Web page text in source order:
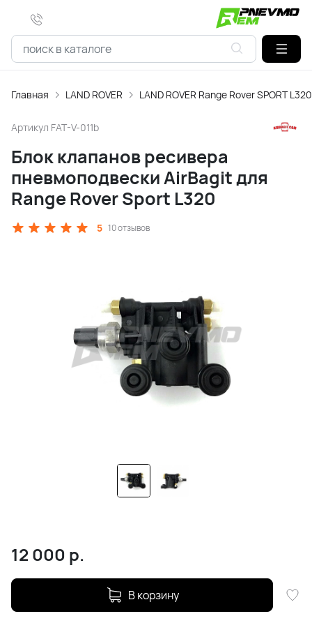
Главная LAND ROVER LAND ROVER Range Rover SPORT
Артикул FAT-V-011b
Блок клапанов ресивера
пневмоподвески AirBagit для
Range Rover Sport L320
5 10 отзывов
12 000 р.
В корзину